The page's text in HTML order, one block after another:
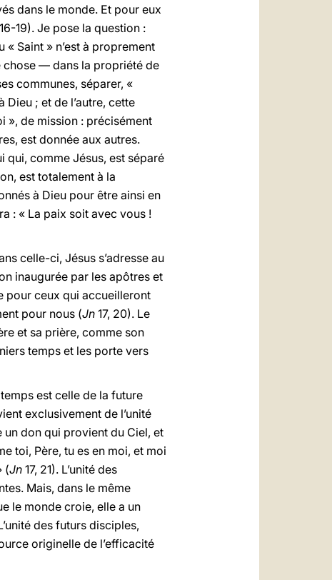
dans le monde. Et pour eux
16-19). Je pose la question :
Saint » n’est à proprement
chose — dans la propriété de
communes, séparer, «
; et de l’autre, cette
», de mission : précisément
est donnée aux autres.
qui, comme Jésus, est séparé
est totalement à la
à Dieu pour être ainsi en
: « La paix soit avec vous !
celle-ci, Jésus s’adresse au
inaugurée par les apôtres et
pour ceux qui accueilleront
pour nous (Jn 17, 20). Le
et sa prière, comme son
temps et les porte vers
est celle de la future
exclusivement de l’unité
un don qui provient du Ciel, et
toi, Père, tu es en moi, et moi
(Jn 17, 21). L’unité des
Mais, dans le même
le monde croie, elle a un
des futurs disciples,
originelle de l’efficacité